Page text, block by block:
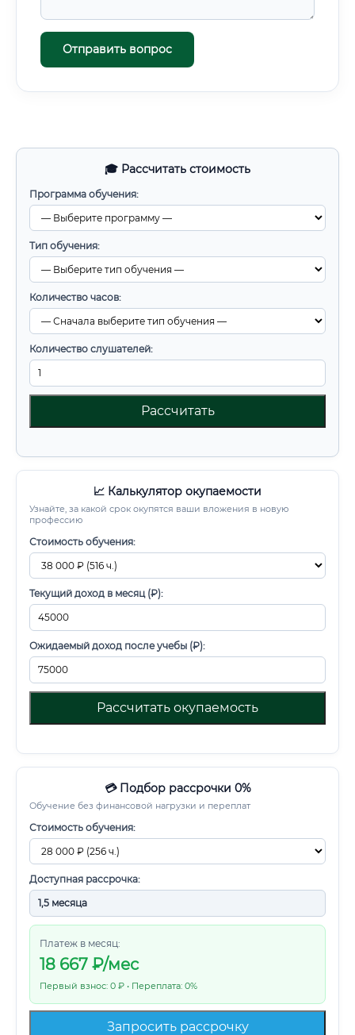
🎓 Рассчитать стоимость
Программа обучения:
Тип обучения:
Количество часов:
Количество слушателей:
Рассчитать
📈 Калькулятор окупаемости
Узнайте, за какой срок окупятся ваши вложения в новую
профессию
Стоимость обучения:
Текущий доход в месяц (₽):
Ожидаемый доход после учебы (₽):
Рассчитать окупаемость
💳 Подбор рассрочки 0%
Обучение без финансовой нагрузки и переплат
Стоимость обучения:
Доступная рассрочка:
Платеж в месяц:
18 667 ₽/мес
Первый взнос: 0 ₽ • Переплата: 0%
Запросить рассрочку
Отправить вопрос